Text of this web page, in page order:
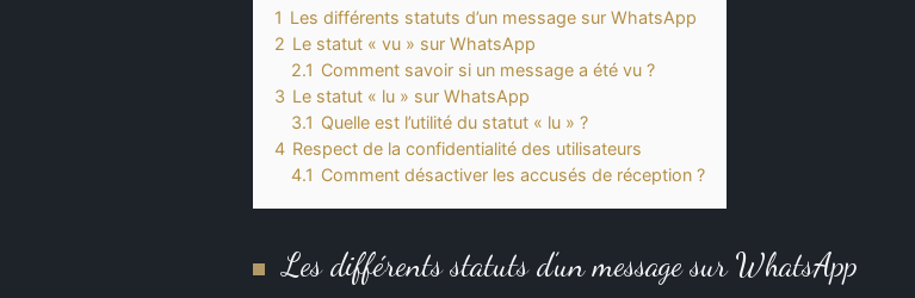
1 Les différents statuts d’un message sur WhatsApp
2 Le statut « vu » sur WhatsApp
2.1 Comment savoir si un message a été vu ?
3 Le statut « lu » sur WhatsApp
3.1 Quelle est l’utilité du statut « lu » ?
4 Respect de la confidentialité des utilisateurs
4.1 Comment désactiver les accusés de réception ?
Les différents statuts d’un message sur WhatsApp